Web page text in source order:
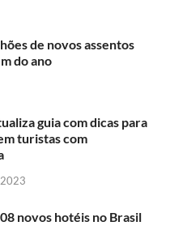
de novos assentos
do ano
guia com dicas para
turistas com
novos hotéis no Brasil